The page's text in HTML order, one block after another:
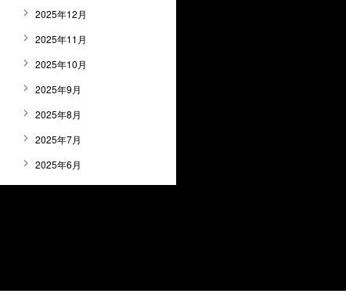
2025年12月
2025年11月
2025年10月
2025年9月
2025年8月
2025年7月
2025年6月